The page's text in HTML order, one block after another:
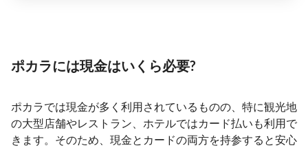
ポカラには現金はいくら必要?
ポカラでは現金が多く利用されているものの、特に観光地
の大型店舗やレストラン、ホテルではカード払いも利用で
きます。そのため、現金とカードの両方を持参すると安心